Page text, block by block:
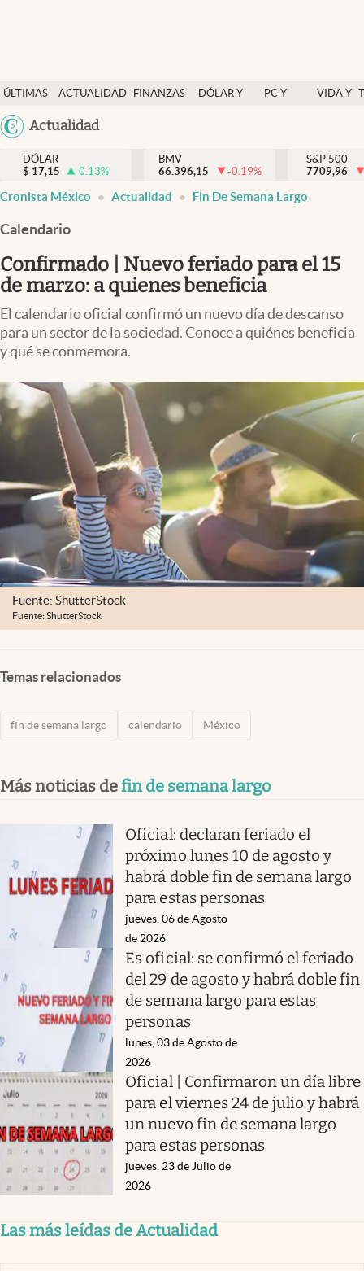
ÚLTIMAS
NOTICIAS
ACTUALIDAD
FINANZAS
DÓLAR Y
PC Y
VIDA Y
México
Actualidad
Actualidad
Finanzas y economía
Dólar y mercados
Pc y celular
Vida y estilo
Tv
Espiritualidad
Mediakit
abre en nueva pestaña
México
DÓLAR
$ 17,15 0.13%
BMV
66.396,15
-0.19%
S&P 500
7709,96
Cronista México Actualidad Fin De Semana Largo
Calendario
Confirmado | Nuevo feriado para el 15
de marzo: a quienes beneficia
El calendario oficial confirmó un nuevo día de descanso
para un sector de la sociedad. Conoce a quiénes beneficia
y qué se conmemora.
Fuente: ShutterStock
Fuente: ShutterStock
Temas relacionados
fin de semana largo calendario México
Más noticias defin de semana largo
Oficial: declaran feriado el
próximo lunes 10 de agosto y
habrá doble fin de semana largo
para estas personas
jueves, 06 de Agosto
de 2026
Es oficial: se confirmó el feriado
del 29 de agosto y habrá doble fin
de semana largo para estas
personas
lunes, 03 de Agosto de
2026
Oficial | Confirmaron un día libre
para el viernes 24 de julio y habrá
un nuevo fin de semana largo
para estas personas
jueves, 23 de Julio de
2026
Las más leídas de Actualidad